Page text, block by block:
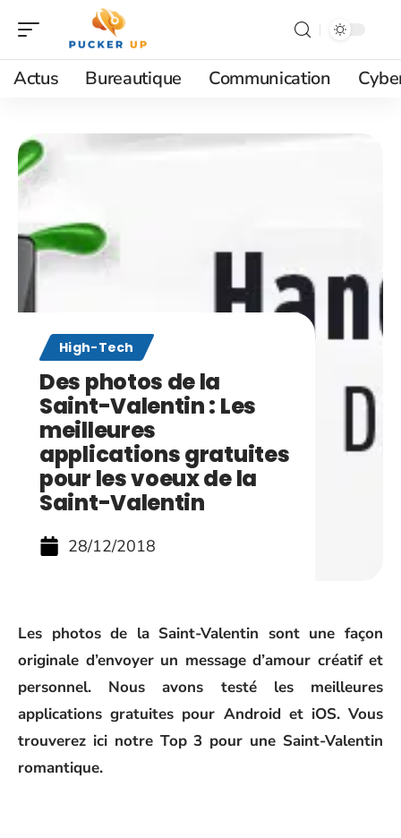
Actus Bureautique Communication
High-Tech
Des photos de la
Saint-Valentin : Les
meilleures
applications gratuites
pour les voeux de la
Saint-Valentin
28/12/2018
Les photos de la Saint-Valentin sont une façon
originale d’envoyer un message d’amour créatif et
personnel. Nous avons testé les meilleures
applications gratuites pour Android et iOS. Vous
trouverez ici notre Top 3 pour une Saint-Valentin
romantique.